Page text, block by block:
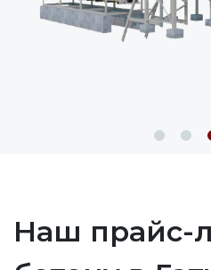
Наш прайс-